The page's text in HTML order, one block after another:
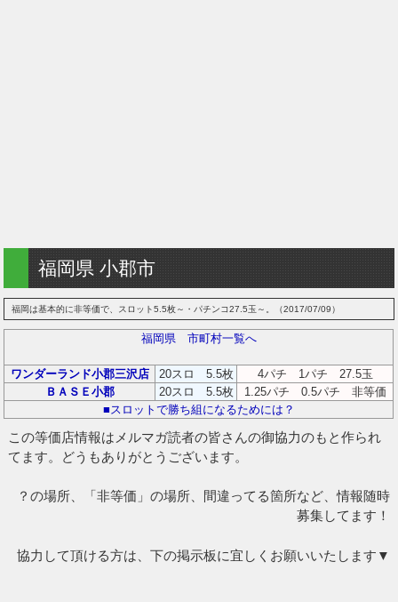
福岡県 小郡市
福岡は基本的に非等価で、スロット5.5枚～・パチンコ27.5玉～。（2017/07/09）
福岡県 市町村一覧へ
ワンダーランド小郡三沢店 20スロ 5.5枚
4パチ 1パチ 27.5玉
ＢＡＳＥ小郡
20スロ 5.5枚
1.25パチ 0.5パチ 非等価
■スロットで勝ち組になるためには？
この等価店情報はメルマガ読者の皆さんの御協力のもと作られ
てます。どうもありがとうございます。
？の場所、「非等価」の場所、間違ってる箇所など、情報随時
募集してます！
協力して頂ける方は、下の掲示板に宜しくお願いいたします▼